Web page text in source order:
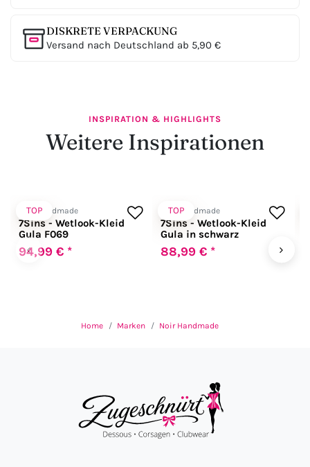
DISKRETE VERPACKUNG
Versand nach Deutschland ab 5,90 €
INSPIRATION & HIGHLIGHTS
Weitere Inspirationen
‹
TOP
Noir Handmade
7Sins - Wetlook-Kleid
Gula F069
94,99 € *
TOP
Noir Handmade
7Sins - Wetlook-Kleid
Gula in schwarz
88,99 € * ›
Home Marken Noir Handmade